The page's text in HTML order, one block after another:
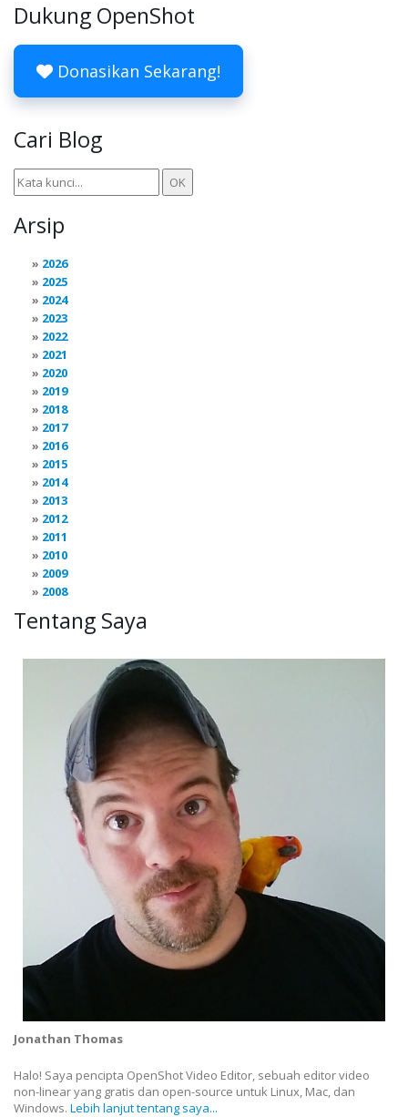
Dukung OpenShot
Donasikan Sekarang!
Cari Blog
Arsip
2026
2025
2024
2023
2022
2021
2020
2019
2018
2017
2016
2015
2014
2013
2012
2011
2010
2009
2008
Tentang Saya
Jonathan Thomas
Halo! Saya pencipta OpenShot Video Editor, sebuah editor video
non-linear yang gratis dan open-source untuk Linux, Mac, dan
Windows. Lebih lanjut tentang saya...